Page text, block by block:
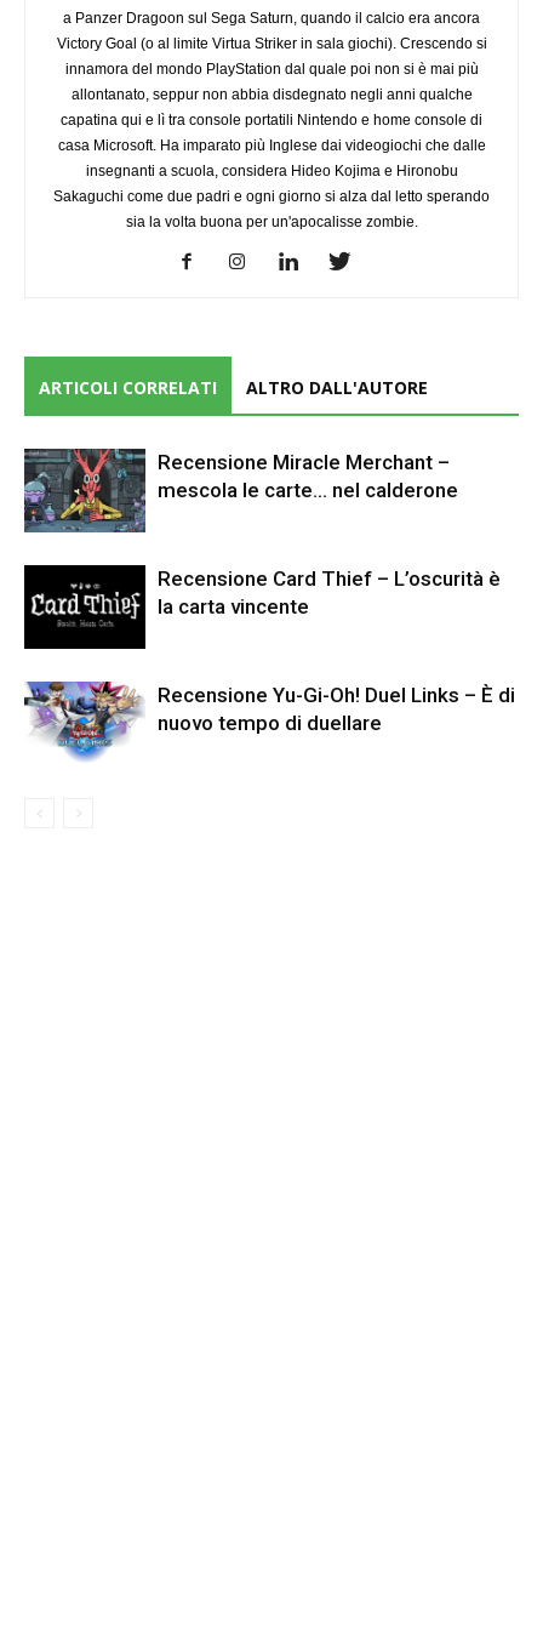
a Panzer Dragoon sul Sega Saturn, quando il calcio era ancora
Victory Goal (o al limite Virtua Striker in sala giochi). Crescendo si
innamora del mondo PlayStation dal quale poi non si è mai più
allontanato, seppur non abbia disdegnato negli anni qualche
capatina qui e lì tra console portatili Nintendo e home console di
casa Microsoft. Ha imparato più Inglese dai videogiochi che dalle
insegnanti a scuola, considera Hideo Kojima e Hironobu
Sakaguchi come due padri e ogni giorno si alza dal letto sperando
sia la volta buona per un'apocalisse zombie.
ARTICOLI CORRELATI ALTRO DALL'AUTORE
Recensione Miracle Merchant –
mescola le carte… nel calderone
Recensione Card Thief – L’oscurità è
la carta vincente
Recensione Yu-Gi-Oh! Duel Links – È di
nuovo tempo di duellare